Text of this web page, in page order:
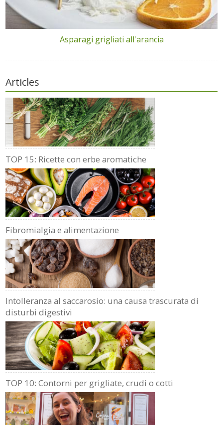
Asparagi grigliati all'arancia
Articles
TOP 15: Ricette con erbe aromatiche
Fibromialgia e alimentazione
Intolleranza al saccarosio: una causa trascurata di
disturbi digestivi
TOP 10: Contorni per grigliate, crudi o cotti